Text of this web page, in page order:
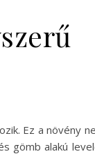
Ez a növény
gömb alakú